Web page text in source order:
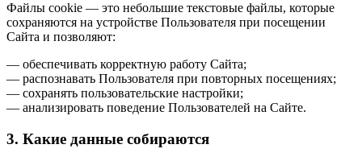
Файлы cookie — это небольшие текстовые файлы, которые
сохраняются на устройстве Пользователя при посещении
Сайта и позволяют:
— обеспечивать корректную работу Сайта;
— распознавать Пользователя при повторных посещениях;
— сохранять пользовательские настройки;
— анализировать поведение Пользователей на Сайте.
3. Какие данные собираются